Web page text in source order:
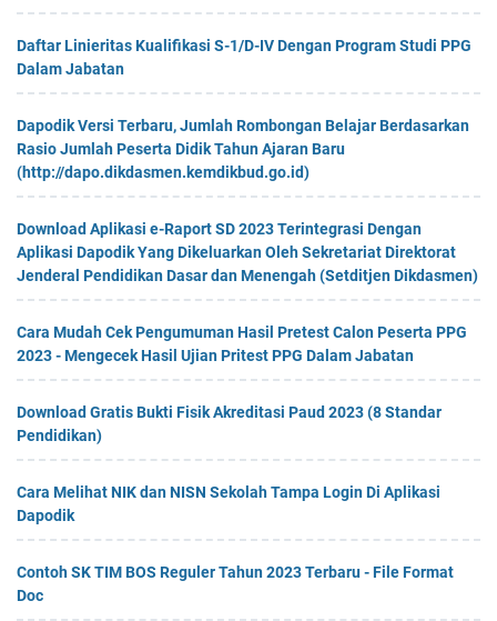
Daftar Linieritas Kualifikasi S-1/D-IV Dengan Program Studi PPG
Dalam Jabatan
Dapodik Versi Terbaru, Jumlah Rombongan Belajar Berdasarkan
Rasio Jumlah Peserta Didik Tahun Ajaran Baru
(http://dapo.dikdasmen.kemdikbud.go.id)
Download Aplikasi e-Raport SD 2023 Terintegrasi Dengan
Aplikasi Dapodik Yang Dikeluarkan Oleh Sekretariat Direktorat
Jenderal Pendidikan Dasar dan Menengah (Setditjen Dikdasmen)
Cara Mudah Cek Pengumuman Hasil Pretest Calon Peserta PPG
2023 - Mengecek Hasil Ujian Pritest PPG Dalam Jabatan
Download Gratis Bukti Fisik Akreditasi Paud 2023 (8 Standar
Pendidikan)
Cara Melihat NIK dan NISN Sekolah Tampa Login Di Aplikasi
Dapodik
Contoh SK TIM BOS Reguler Tahun 2023 Terbaru - File Format
Doc